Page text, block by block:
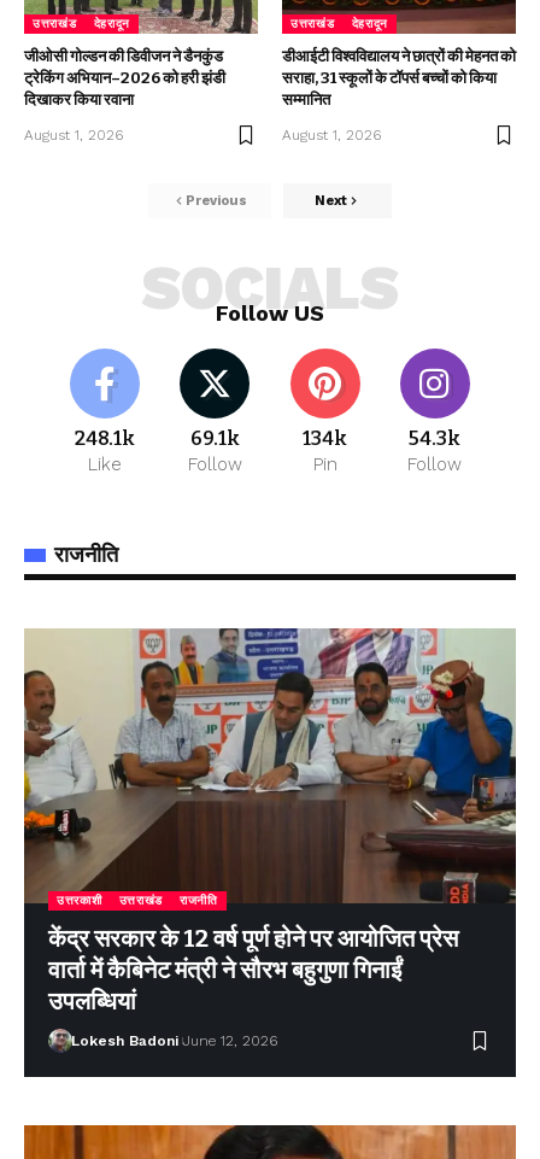
उत्तराखंड देहरादून
जीओसी गोल्डन की डिवीजन ने डैनकुंड
ट्रेकिंग अभियान–2026 को हरी झंडी
दिखाकर किया रवाना
August 1, 2026
उत्तराखंड देहरादून
डीआईटी विश्वविद्यालय ने छात्रों की मेहनत को
सराहा, 31 स्कूलों के टॉपर्स बच्चों को किया
सम्मानित
August 1, 2026
Previous Next
Follow US
SOCIALS
248.1k
Like
69.1k
Follow
134k
Pin
54.3k
Follow
राजनीति
उत्तरकाशी उत्तराखंड राजनीति
केंद्र सरकार के 12 वर्ष पूर्ण होने पर आयोजित प्रेस
वार्ता में कैबिनेट मंत्री ने सौरभ बहुगुणा गिनाईं
उपलब्धियां
Lokesh Badoni June 12, 2026